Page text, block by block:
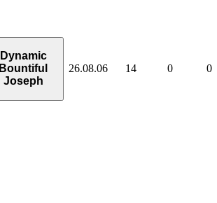
Dynamic
Bountiful
Joseph
26.08.06 14 0 0